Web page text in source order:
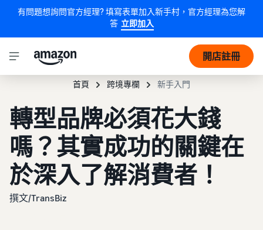
有問題想詢問官方經理? 填寫表單加入新手村，官方經理為您解
答 立即加入
開店註冊
首頁 跨境專欄 新手入門
轉型品牌必須花大錢
嗎？其實成功的關鍵在
於深入了解消費者！
撰文/TransBiz